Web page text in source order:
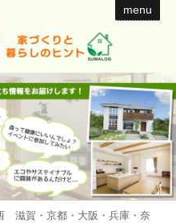
menu
賀・京都・大阪・兵庫・奈